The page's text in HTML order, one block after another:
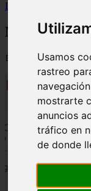
Usamos
rastreo
mostrarte
anuncios
tráfico en
de donde
Inicio
Nombres
📅 12/06/2025